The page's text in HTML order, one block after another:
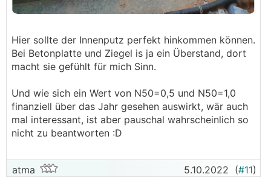
Hier sollte der Innenputz perfekt hinkommen können.
Bei Betonplatte und Ziegel is ja ein Überstand, dort
macht sie gefühlt für mich Sinn.
Und wie sich ein Wert von N50=0,5 und N50=1,0
finanziell über das Jahr gesehen auswirkt, wär auch
mal interessant, ist aber pauschal wahrscheinlich so
nicht zu beantworten :D
atma 5.10.2022 (#11)